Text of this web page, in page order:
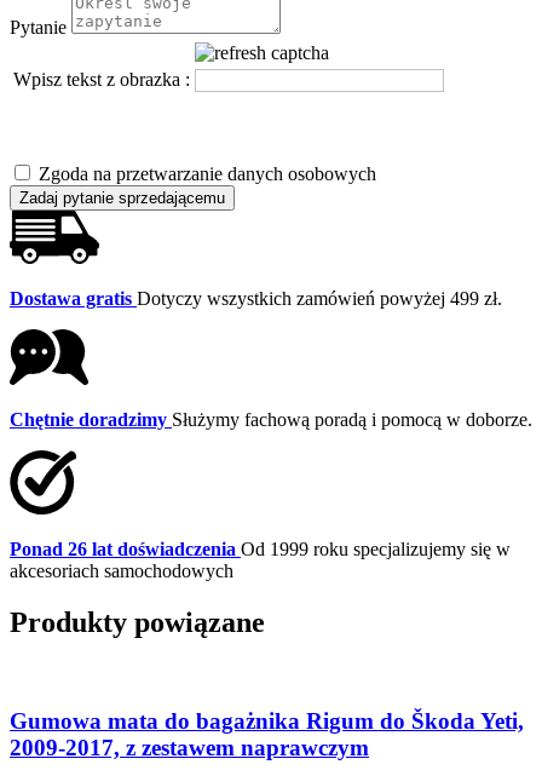
Pytanie
Wpisz tekst z obrazka :
Zgoda na przetwarzanie danych osobowych
Zadaj pytanie sprzedającemu
Dostawa gratis Dotyczy wszystkich zamówień powyżej 499 zł.
Chętnie doradzimy Służymy fachową poradą i pomocą w doborze.
Ponad 26 lat doświadczenia Od 1999 roku specjalizujemy się w
akcesoriach samochodowych
Produkty powiązane
Gumowa mata do bagażnika Rigum do Škoda Yeti,
2009-2017, z zestawem naprawczym